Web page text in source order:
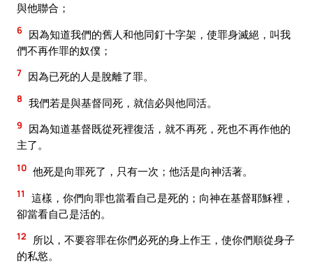
與他聯合；
6 因為知道我們的舊人和他同釘十字架，使罪身滅絕，叫我
們不再作罪的奴僕；
7 因為已死的人是脫離了罪。
8 我們若是與基督同死，就信必與他同活。
9
因為知道基督既從死裡復活，就不再死，死也不再作他的
主了。
10 他死是向罪死了，只有一次；他活是向神活著。
11
這樣，你們向罪也當看自己是死的；向神在基督耶穌裡，
卻當看自己是活的。
12
所以，不要容罪在你們必死的身上作王，使你們順從身子
的私慾。